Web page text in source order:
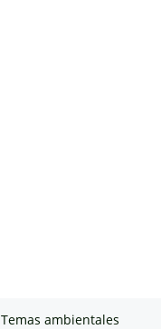
Temas ambientales